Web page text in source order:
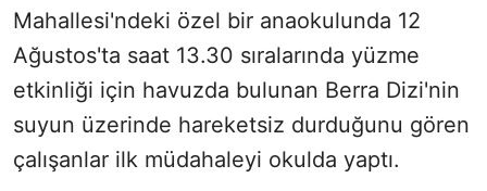
Mahallesi'ndeki özel bir anaokulunda 12
Ağustos'ta saat 13.30 sıralarında yüzme
etkinliği için havuzda bulunan Berra Dizi'nin
suyun üzerinde hareketsiz durduğunu gören
çalışanlar ilk müdahaleyi okulda yaptı.